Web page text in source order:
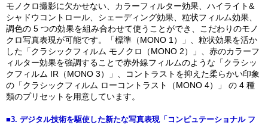
モノクロ撮影に欠かせない、カラーフィルター効果、ハイライト&
シャドウコントロール、シェーディング効果、粒状フィルム効果、
調色の 5 つの効果を組み合わせて使うことができ、こだわりのモノ
クロ写真表現が可能です。「標準（MONO 1）」、粒状効果を活か
した「クラシックフィルム モノクロ（MONO 2）」、赤のカラーフ
ィルター効果を強調することで赤外線フィルムのような「クラシッ
クフィルム IR（MONO 3）」、コントラストを抑えた柔らかい印象
の「クラシックフィルム ローコントラスト（MONO 4）」 の 4 種
類のプリセットを用意しています。
■3. デジタル技術を駆使した新たな写真表現「コンピュテーショナル フ